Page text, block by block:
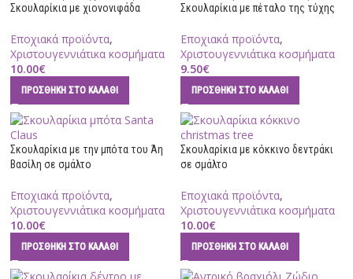
Σκουλαρίκια με χιονονιφάδα
Εποχιακά προϊόντα,
Χριστουγεννιάτικα κοσμήματα
10.00€
ΠΡΟΣΘΉΚΗ ΣΤΟ ΚΑΛΆΘΙ
Σκουλαρίκια με πέταλο της τύχης
Εποχιακά προϊόντα,
Χριστουγεννιάτικα κοσμήματα
9.50€
ΠΡΟΣΘΉΚΗ ΣΤΟ ΚΑΛΆΘΙ
Σκουλαρίκια με την μπότα του Άη
Βασίλη σε σμάλτο
Εποχιακά προϊόντα,
Χριστουγεννιάτικα κοσμήματα
10.00€
ΠΡΟΣΘΉΚΗ ΣΤΟ ΚΑΛΆΘΙ
Σκουλαρίκια με κόκκινο δεντράκι
σε σμάλτο
Εποχιακά προϊόντα,
Χριστουγεννιάτικα κοσμήματα
10.00€
ΠΡΟΣΘΉΚΗ ΣΤΟ ΚΑΛΆΘΙ